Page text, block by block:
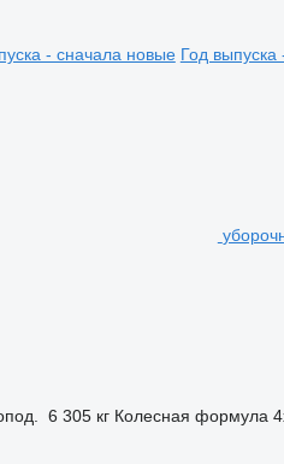
- сначала новые Год выпуска
6 305 кг Колесная формула